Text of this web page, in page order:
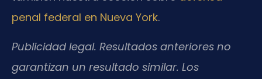
penal federal en Nueva York.
Publicidad legal. Resultados anteriores no
garantizan un resultado similar. Los